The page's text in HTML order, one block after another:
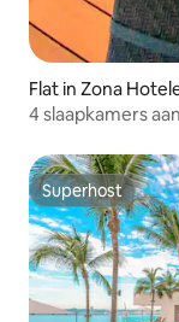
Flat in Zona
4 slaapkamers
Superhost
Superhost